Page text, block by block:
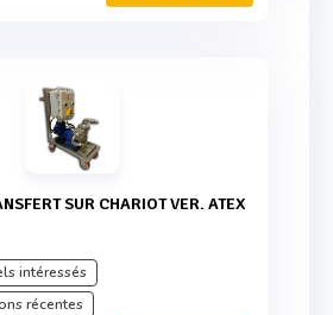
SUR CHARIOT VER. ATEX
intéressés
récentes